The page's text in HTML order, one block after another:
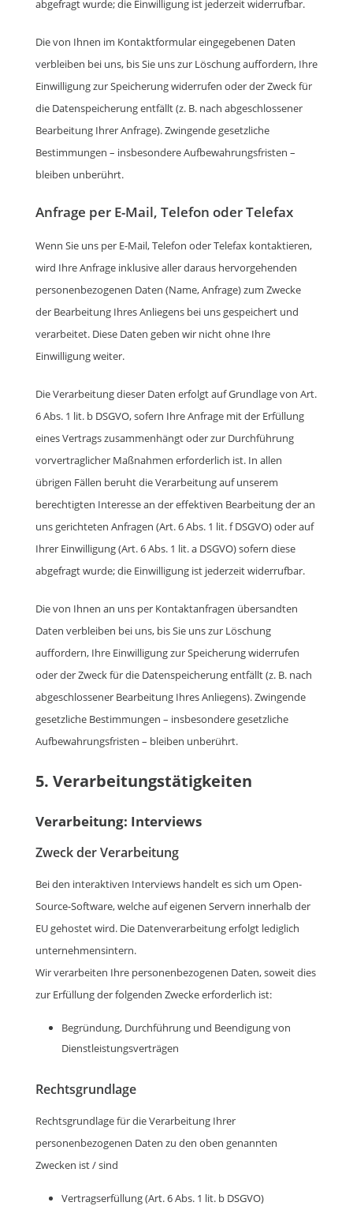
abgefragt wurde; die Einwilligung ist jederzeit widerrufbar.
Die von Ihnen im Kontaktformular eingegebenen Daten
verbleiben bei uns, bis Sie uns zur Löschung auffordern, Ihre
Einwilligung zur Speicherung widerrufen oder der Zweck für
die Datenspeicherung entfällt (z. B. nach abgeschlossener
Bearbeitung Ihrer Anfrage). Zwingende gesetzliche
Bestimmungen – insbesondere Aufbewahrungsfristen –
bleiben unberührt.
Anfrage per E-Mail, Telefon oder Telefax
Wenn Sie uns per E-Mail, Telefon oder Telefax kontaktieren,
wird Ihre Anfrage inklusive aller daraus hervorgehenden
personenbezogenen Daten (Name, Anfrage) zum Zwecke
der Bearbeitung Ihres Anliegens bei uns gespeichert und
verarbeitet. Diese Daten geben wir nicht ohne Ihre
Einwilligung weiter.
Die Verarbeitung dieser Daten erfolgt auf Grundlage von Art.
6 Abs. 1 lit. b DSGVO, sofern Ihre Anfrage mit der Erfüllung
eines Vertrags zusammenhängt oder zur Durchführung
vorvertraglicher Maßnahmen erforderlich ist. In allen
übrigen Fällen beruht die Verarbeitung auf unserem
berechtigten Interesse an der effektiven Bearbeitung der an
uns gerichteten Anfragen (Art. 6 Abs. 1 lit. f DSGVO) oder auf
Ihrer Einwilligung (Art. 6 Abs. 1 lit. a DSGVO) sofern diese
abgefragt wurde; die Einwilligung ist jederzeit widerrufbar.
Die von Ihnen an uns per Kontaktanfragen übersandten
Daten verbleiben bei uns, bis Sie uns zur Löschung
auffordern, Ihre Einwilligung zur Speicherung widerrufen
oder der Zweck für die Datenspeicherung entfällt (z. B. nach
abgeschlossener Bearbeitung Ihres Anliegens). Zwingende
gesetzliche Bestimmungen – insbesondere gesetzliche
Aufbewahrungsfristen – bleiben unberührt.
5. Verarbeitungstätigkeiten
Verarbeitung: Interviews
Zweck der Verarbeitung
Bei den interaktiven Interviews handelt es sich um Open-
Source-Software, welche auf eigenen Servern innerhalb der
EU gehostet wird. Die Datenverarbeitung erfolgt lediglich
unternehmensintern.
Wir verarbeiten Ihre personenbezogenen Daten, soweit dies
zur Erfüllung der folgenden Zwecke erforderlich ist:
Begründung, Durchführung und Beendigung von
Dienstleistungsverträgen
Rechtsgrundlage
Rechtsgrundlage für die Verarbeitung Ihrer
personenbezogenen Daten zu den oben genannten
Zwecken ist / sind
Vertragserfüllung (Art. 6 Abs. 1 lit. b DSGVO)